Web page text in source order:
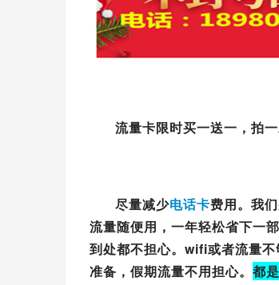
流量卡限时买一送一，拍
尽量减少电话卡费用。我
流量随便用，一年轻松省下一
到处都不担心。wifi或者流量
准备，假期流量不用担心。 都